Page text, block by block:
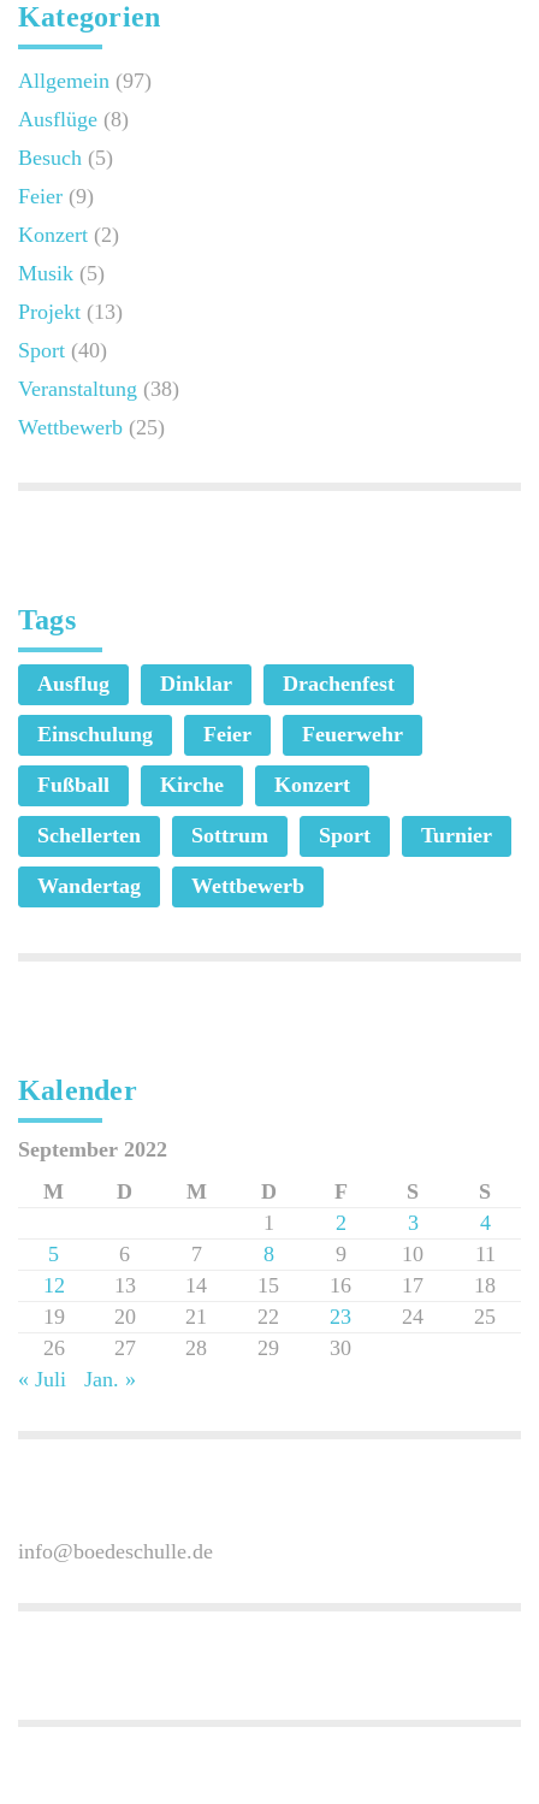
Kategorien
Allgemein (97)
Ausflüge (8)
Besuch (5)
Feier (9)
Konzert (2)
Musik (5)
Projekt (13)
Sport (40)
Veranstaltung (38)
Wettbewerb (25)
Tags
Ausflug Dinklar Drachenfest
Einschulung Feier Feuerwehr
Fußball Kirche Konzert
Schellerten Sottrum Sport Turnier
Wandertag Wettbewerb
Kalender
September 2022
M
D M D F S
S
1
2 3
4
5
6 7 8 9 10
11
12
13 14 15 16 17
18
19
20 21 22 23 24
25
26
27 28 29
30
« Juli
Jan. »
info@boedeschulle.de